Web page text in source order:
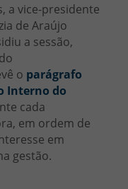
a vice-presidente
de Araújo
a sessão,
o parágrafo
Interno do
cada
em ordem de
em
gestão.